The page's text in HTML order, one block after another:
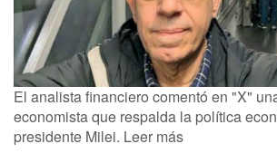
El analista financiero comentó en "X"
economista que respalda la política
presidente Milei. Leer más